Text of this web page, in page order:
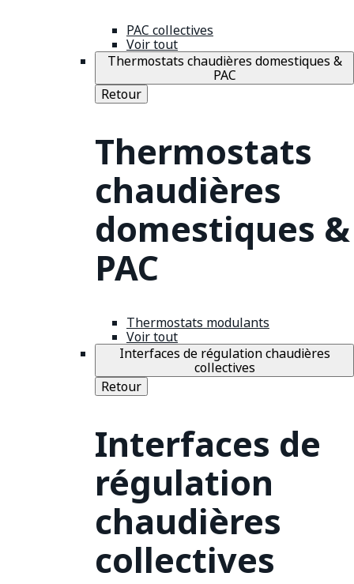
PAC collectives
Voir tout
Thermostats chaudières domestiques &
PAC
Retour
Thermostats
chaudières
domestiques &
PAC
Thermostats modulants
Voir tout
Interfaces de régulation chaudières
collectives
Retour
Interfaces de
régulation
chaudières
collectives